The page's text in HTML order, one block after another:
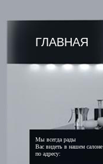
Мы всегда рады
Вас видеть в нашем салоне
по адресу:
ГЛАВНАЯ